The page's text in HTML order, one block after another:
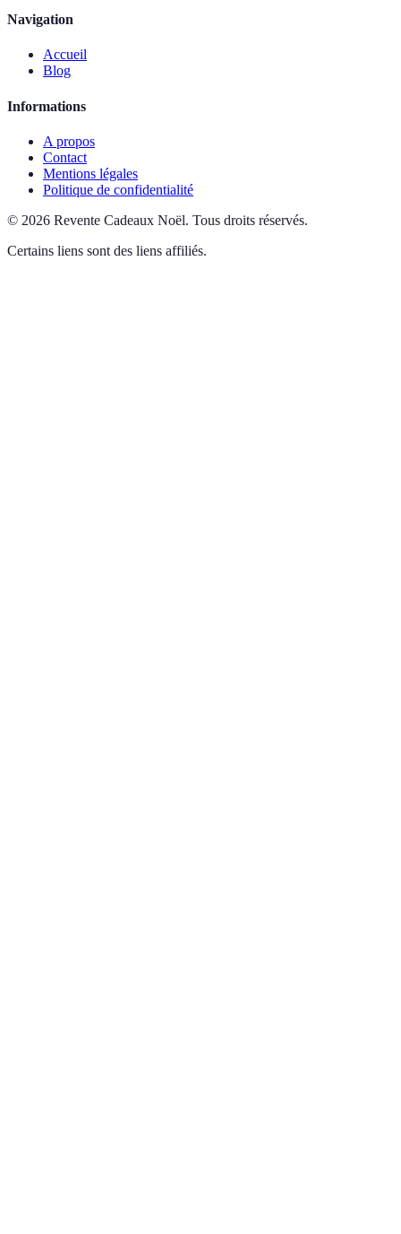
Navigation
Accueil
Blog
Informations
A propos
Contact
Mentions légales
Politique de confidentialité
© 2026 Revente Cadeaux Noël. Tous droits réservés.
Certains liens sont des liens affiliés.